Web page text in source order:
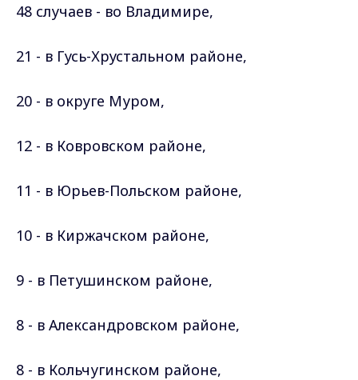
48 случаев - во Владимире,
21 - в Гусь-Хрустальном районе,
20 - в округе Муром,
12 - в Ковровском районе,
11 - в Юрьев-Польском районе,
10 - в Киржачском районе,
9 - в Петушинском районе,
8 - в Александровском районе,
8 - в Кольчугинском районе,